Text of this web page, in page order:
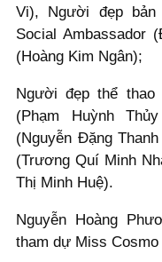
Vi), Người đẹp bản
Social Ambassador
(Hoàng Kim Ngân);
Người đẹp thể
(Phạm Huỳnh
(Nguyễn Đặng
(Trương Quí Minh
Thị Minh Huệ).
Nguyễn Hoàng
tham dự Miss